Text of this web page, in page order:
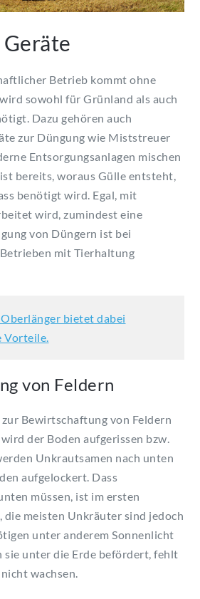
Betrieb kommt ohne
sowohl für Grünland als auch
Dazu gehören auch
zur Düngung wie Miststreuer
Entsorgungsanlagen mischen
bereits, woraus Gülle entsteht,
benötigt wird. Egal, mit
wird, zumindest eine
von Düngern ist bei
mit Tierhaltung
bietet dabei
Vorteile.
von Feldern
Bewirtschaftung von Feldern
der Boden aufgerissen bzw.
Unkrautsamen nach unten
aufgelockert. Dass
müssen, ist im ersten
meisten Unkräuter sind jedoch
unter anderem Sonnenlicht
sie unter die Erde befördert, fehlt
wachsen.